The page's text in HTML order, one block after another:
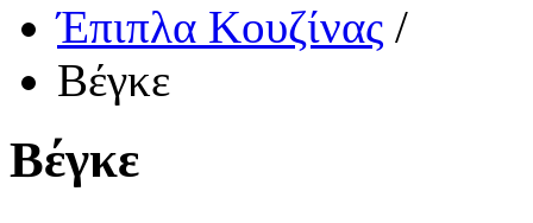
Έπιπλα Κουζίνας /
Βέγκε
Βέγκε